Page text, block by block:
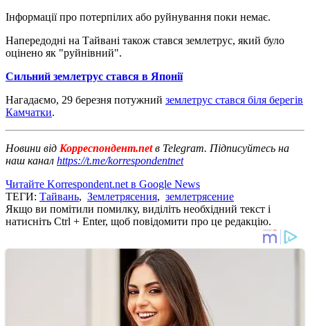
Інформації про потерпілих або руйнування поки немає.
Напередодні на Тайвані також стався землетрус, який було
оцінено як "руйнівний".
Сильний землетрус стався в Японії
Нагадаємо, 29 березня потужний землетрус стався біля берегів
Камчатки.
Новини від Корреспондент.netв Telegram. Підписуйтесь на
наш канал https://t.me/korrespondentnet
Читайте Korrespondent.net в Google News
ТЕГИ: Тайвань, Землетрясения, землетрясение
Якщо ви помітили помилку, виділіть необхідний текст і
натисніть Ctrl + Enter, щоб повідомити про це редакцію.